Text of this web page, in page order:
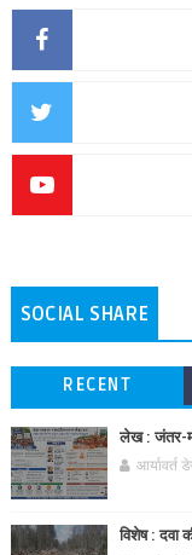
SOCIAL SHARE
RECENT
लेख : जंतर-
आर्यावर्त
विशेष : दवा